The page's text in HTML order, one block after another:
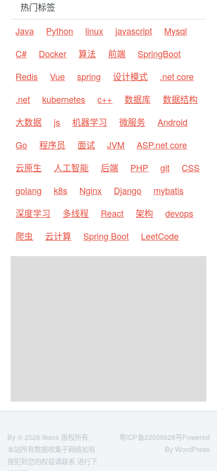
热门标签
Java
Python linux javascript
Mysql
C#
Docker 算法 前端
SpringBoot
Redis
Vue spring 设计模式
.net core
.net
kubernetes c++ 数据库
数据结构
大数据
js 机器学习 微服务
Android
Go
程序员 面试 JVM
ASP.net core
云原生
人工智能 后端 PHP git
CSS
golang
k8s Nginx Django
mybatis
深度学习
多线程 React 架构
devops
爬虫
云计算 Spring Boot LeetCode
By © 2026 likecs 版权所有,
本站所有数据收集于网络如有
侵犯到您的权益请联系 进行下
粤ICP备22038628号Powered
By WordPress